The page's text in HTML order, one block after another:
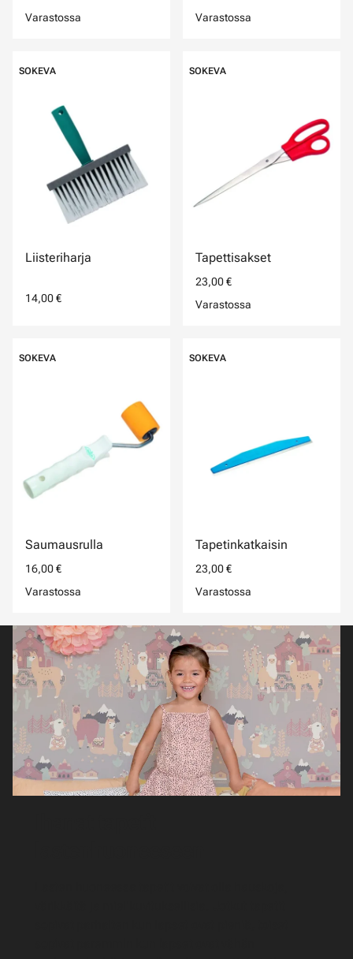
Varastossa
Varastossa
SOKEVA
Liisteriharja
14,00 €
SOKEVA
Tapettisakset
23,00 €
Varastossa
SOKEVA
Saumausrulla
16,00 €
Varastossa
SOKEVA
Tapetinkatkaisin
23,00 €
Varastossa